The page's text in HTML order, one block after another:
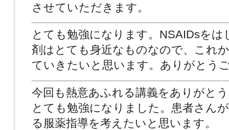
させていただきます。
とても勉強になります。NSAIDsをは
剤はとても身近なものなので、これ
ていきたいと思います。ありがとう
今回も熱意あふれる講義をありがと
とても勉強になりました。患者さん
る服薬指導を考えたいと思います。